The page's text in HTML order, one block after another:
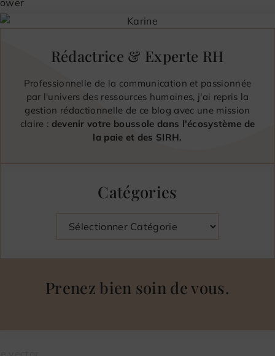
Rédactrice & Experte RH
Professionnelle de la communication et passionnée
par l'univers des ressources humaines, j'ai repris la
gestion rédactionnelle de ce blog avec une mission
claire : devenir votre boussole dans l'écosystème de
la paie et des SIRH.
Catégories
Prenez bien soin de vous.